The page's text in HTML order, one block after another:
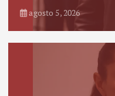
agosto 5, 2026